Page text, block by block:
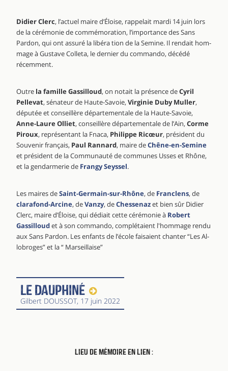
Didier Clerc, l’actuel maire d’Éloise, rappelait mardi 14 juin lors
de la cérémonie de commémoration, l’importance des Sans
Pardon, qui ont assuré la libéra­ tion de la Semine. Il rendait hom­
mage à Gustave Colleta, le der­nier du commando, décédé
récemment.
Outre la famille Gassilloud, on notait la présence deCyril
Pellevat, sénateur de Haute-Savoie,Virginie Duby Muller,
députée et conseillère départementale de la Haute-Savoie,
Anne-Laure Olliet, conseillère départementale de l’Ain,Corme
Piroux, représen­tant la Fnaca, Philippe Ricœur, président du
Souvenir français, Paul Rannard, maire deChêne-en-Semine
et président de la Communauté de communes Usses et Rhône,
et la gendarmerie de FrangySeyssel.
Les maires deSaint-Germain-sur-Rhône, de Franclens, de
clarafond-Arcine, deVanzy, deChessenazet bien sûr Di­dier
Clerc, maire d’Éloise, qui dé­diait cette cérémonie à Robert
Gassilloudet à son commando, complétaient l'hommage rendu
aux Sans Pardon. Les enfants de l’école faisaient chanter “Les Al­
lobroges” et la “ Marseillaise”
Le Dauphiné
Gilbert DOUSSOT, 17 juin 2022
Lieu de mémoire en lien :